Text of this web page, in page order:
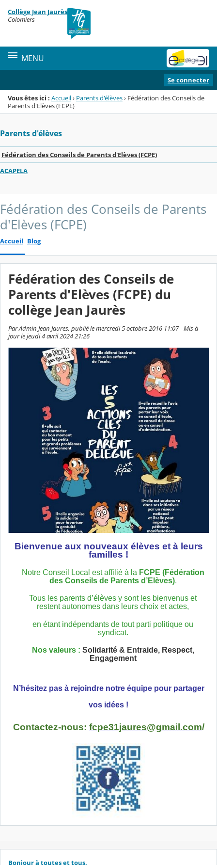
Menu de la rubrique
Contenu
Collège Jean Jaurès
Colomiers
MENU
Se connecter
Vous êtes ici : Accueil› Parents d'élèves› Fédération des Conseils de
Parents d'Elèves (FCPE)
Parents d'élèves
Fédération des Conseils de Parents d'Elèves (FCPE)
ACAPELA
Fédération des Conseils de Parents
d'Elèves (FCPE)
Accueil Blog
Fédération des Conseils de
Parents d'Elèves (FCPE) du
collège Jean Jaurès
Par Admin Jean Jaures, publié le mercredi 5 octobre 2016 11:07 - Mis à
jour le jeudi 4 avril 2024 21:26
Bienvenue aux nouveaux élèves et à leurs
familles !
Notre Conseil Local est affilié à la FCPE (Fédération
des Conseils de Parents d’Elèves).
Tous les parents d’élèves y sont les bienvenus et
restent autonomes dans leurs choix et actes,
en étant indépendants de tout parti politique ou
syndicat.
Nos valeurs : Solidarité & Entraide, Respect,
Engagement
N’hésitez pas à rejoindre notre équipe pour partager
vos idées !
Contactez-nous: fcpe31jaures@gmail.com/
Bonjour à toutes et tous,